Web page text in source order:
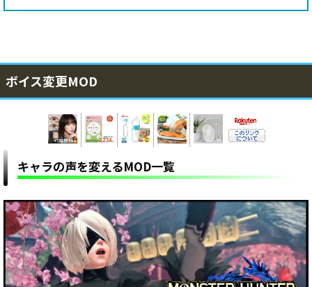
ボイス変更MOD
キャラの声を変えるMOD一覧